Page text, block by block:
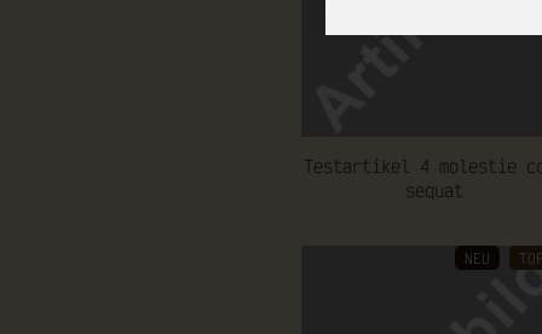
Te­st­ar­ti­kel 4 mo­les­tie
se­quat
NEU TOP